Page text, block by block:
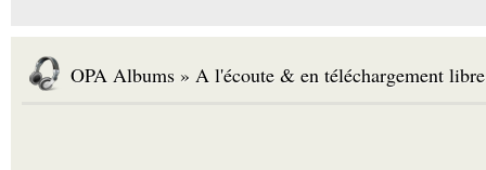
OPA Albums » A l'écoute & en téléchargement